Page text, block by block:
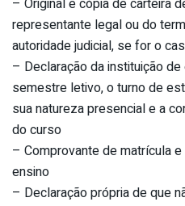
representante legal ou do
autoridade judicial, se for o
– Declaração da instituição
semestre letivo, o turno de
sua natureza presencial e a
do curso
– Comprovante de matrícula
ensino
– Declaração própria de que